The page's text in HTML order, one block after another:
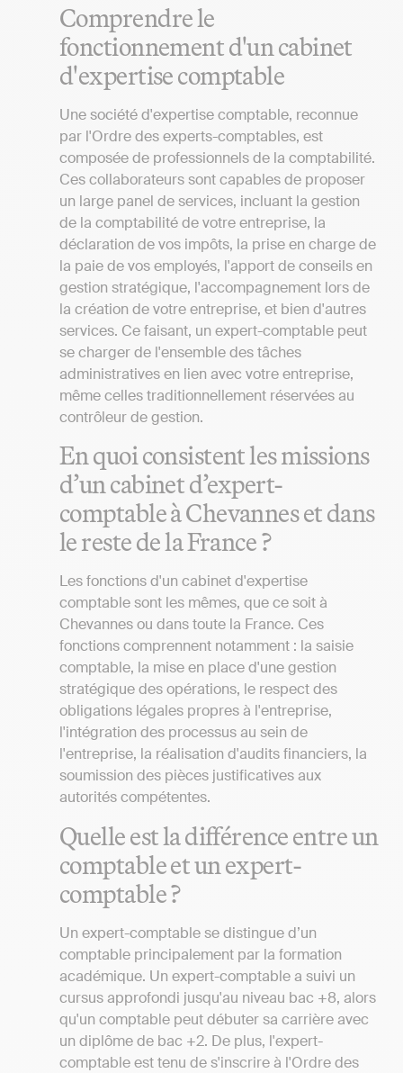
Comprendre le
fonctionnement d'un cabinet
d'expertise comptable
Une société d'expertise comptable, reconnue
par l'Ordre des experts-comptables, est
composée de professionnels de la comptabilité.
Ces collaborateurs sont capables de proposer
un large panel de services, incluant la gestion
de la comptabilité de votre entreprise, la
déclaration de vos impôts, la prise en charge de
la paie de vos employés, l'apport de conseils en
gestion stratégique, l'accompagnement lors de
la création de votre entreprise, et bien d'autres
services. Ce faisant, un expert-comptable peut
se charger de l'ensemble des tâches
administratives en lien avec votre entreprise,
même celles traditionnellement réservées au
contrôleur de gestion.
En quoi consistent les missions
d’un cabinet d’expert-
comptable à Chevannes et dans
le reste de la France ?
Les fonctions d'un cabinet d'expertise
comptable sont les mêmes, que ce soit à
Chevannes ou dans toute la France. Ces
fonctions comprennent notamment : la saisie
comptable, la mise en place d'une gestion
stratégique des opérations, le respect des
obligations légales propres à l'entreprise,
l'intégration des processus au sein de
l'entreprise, la réalisation d'audits financiers, la
soumission des pièces justificatives aux
autorités compétentes.
Quelle est la différence entre un
comptable et un expert-
comptable ?
Un expert-comptable se distingue d’un
comptable principalement par la formation
académique. Un expert-comptable a suivi un
cursus approfondi jusqu'au niveau bac +8, alors
qu'un comptable peut débuter sa carrière avec
un diplôme de bac +2. De plus, l'expert-
comptable est tenu de s'inscrire à l'Ordre des